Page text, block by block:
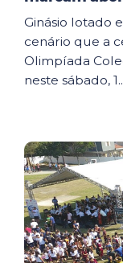
Ginásio lotado
cenário que a
Olimpíada
neste sábado,